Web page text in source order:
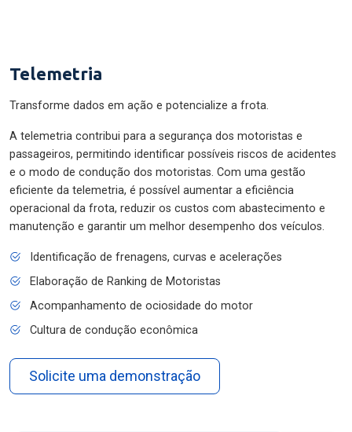
Telemetria
Transforme dados em ação e potencialize a frota.
A telemetria contribui para a segurança dos motoristas e
passageiros, permitindo identificar possíveis riscos de acidentes
e o modo de condução dos motoristas. Com uma gestão
eficiente da telemetria, é possível aumentar a eficiência
operacional da frota, reduzir os custos com abastecimento e
manutenção e garantir um melhor desempenho dos veículos.
Identificação de frenagens, curvas e acelerações
Elaboração de Ranking de Motoristas
Acompanhamento de ociosidade do motor
Cultura de condução econômica
Solicite uma demonstração